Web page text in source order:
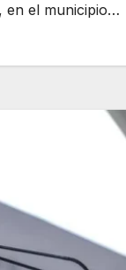
en el municipio…